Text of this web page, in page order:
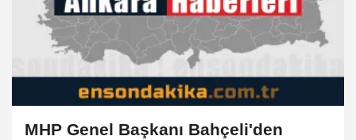
MHP Genel Başkanı Bahçeli'den